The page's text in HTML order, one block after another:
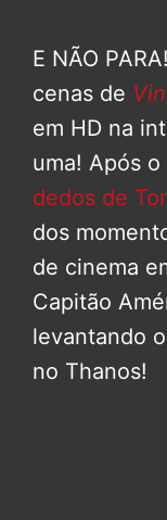
E NÃO
cenas de
em HD na
uma! Após o
dedos de
dos
de cinema
Capitão
levantando
no Thanos!